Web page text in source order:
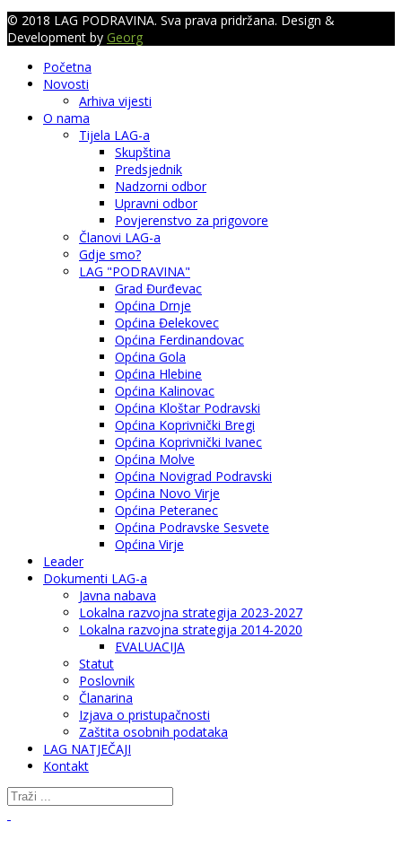
© 2018 LAG PODRAVINA. Sva prava pridržana. Design &
Development by Georg
Početna
Novosti
Arhiva vijesti
O nama
Tijela LAG-a
Skupština
Predsjednik
Nadzorni odbor
Upravni odbor
Povjerenstvo za prigovore
Članovi LAG-a
Gdje smo?
LAG "PODRAVINA"
Grad Đurđevac
Općina Drnje
Općina Đelekovec
Općina Ferdinandovac
Općina Gola
Općina Hlebine
Općina Kalinovac
Općina Kloštar Podravski
Općina Koprivnički Bregi
Općina Koprivnički Ivanec
Općina Molve
Općina Novigrad Podravski
Općina Novo Virje
Općina Peteranec
Općina Podravske Sesvete
Općina Virje
Leader
Dokumenti LAG-a
Javna nabava
Lokalna razvojna strategija 2023-2027
Lokalna razvojna strategija 2014-2020
EVALUACIJA
Statut
Poslovnik
Članarina
Izjava o pristupačnosti
Zaštita osobnih podataka
LAG NATJEČAJI
Kontakt